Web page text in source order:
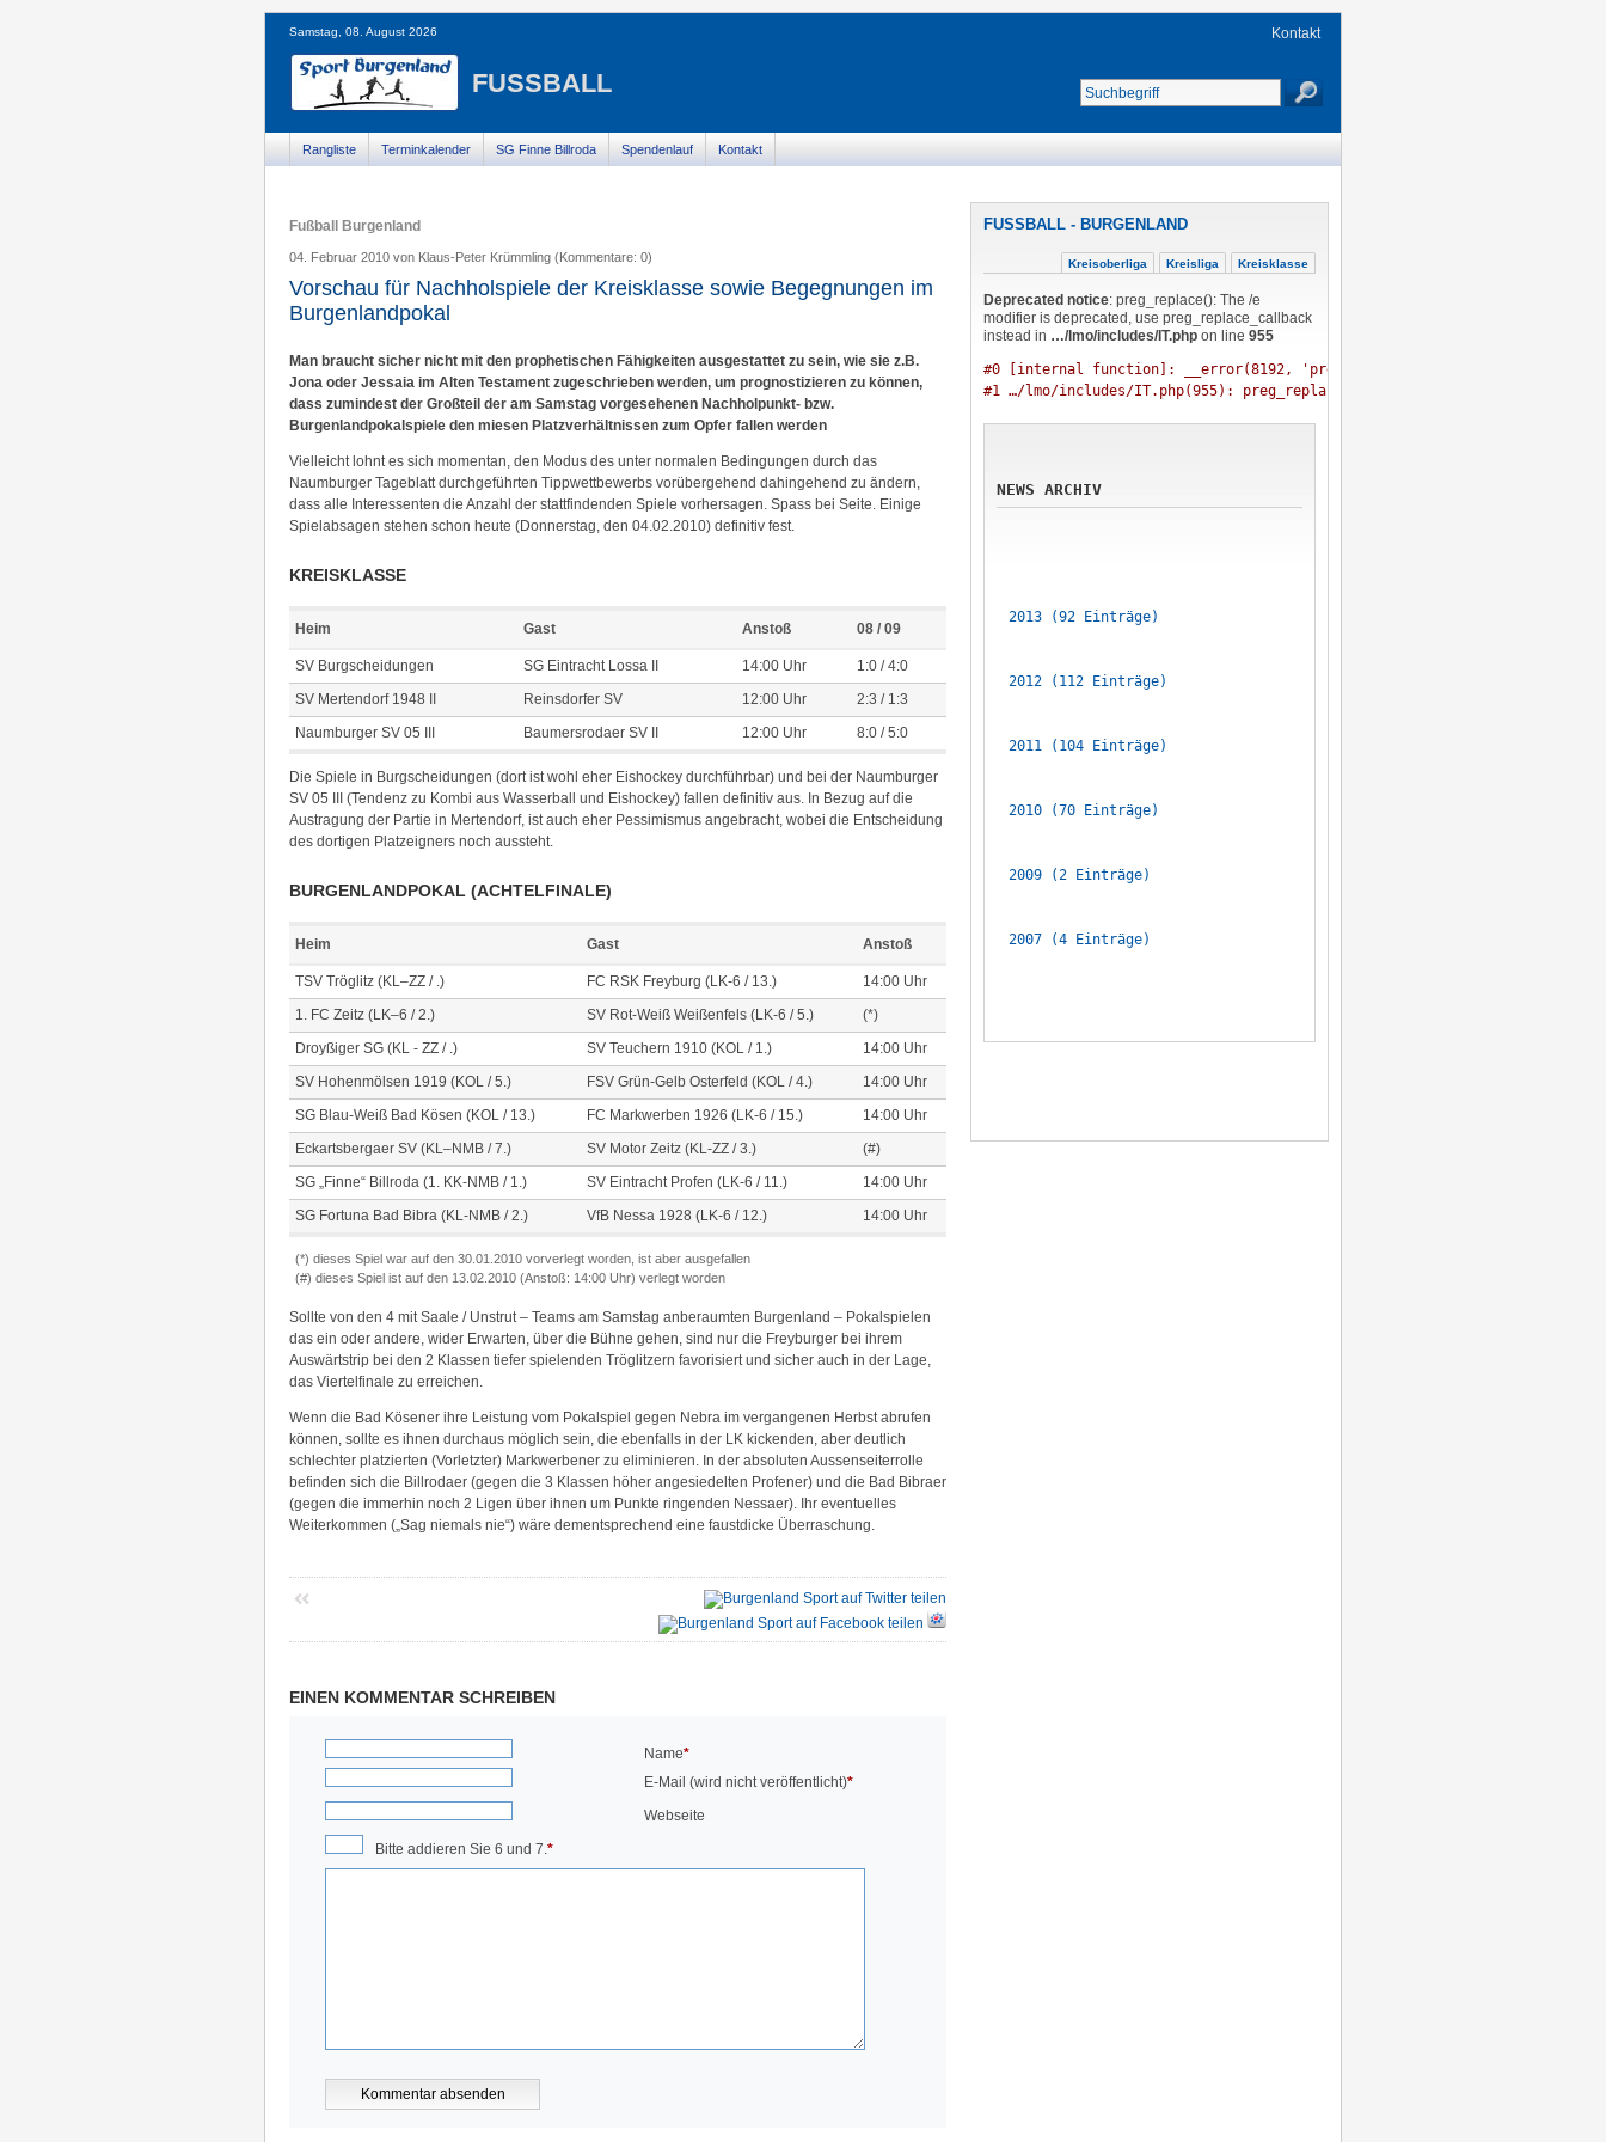
Kontakt
Samstag, 08. August 2026
FUSSBALL
Rangliste Terminkalender SG Finne Billroda Spendenlauf Kontakt
Fußball Burgenland
04. Februar 2010 von Klaus-Peter Krümmling (Kommentare: 0)
Vorschau für Nachholspiele der Kreisklasse sowie Begegnungen im
Burgenlandpokal
Man braucht sicher nicht mit den prophetischen Fähigkeiten ausgestattet zu sein, wie sie z.B.
Jona oder Jessaia im Alten Testament zugeschrieben werden, um prognostizieren zu können,
dass zumindest der Großteil der am Samstag vorgesehenen Nachholpunkt- bzw.
Burgenlandpokalspiele den miesen Platzverhältnissen zum Opfer fallen werden
Vielleicht lohnt es sich momentan, den Modus des unter normalen Bedingungen durch das
Naumburger Tageblatt durchgeführten Tippwettbewerbs vorübergehend dahingehend zu ändern,
dass alle Interessenten die Anzahl der stattfindenden Spiele vorhersagen. Spass bei Seite. Einige
Spielabsagen stehen schon heute (Donnerstag, den 04.02.2010) definitiv fest.
KREISKLASSE
Heim Gast Anstoß 08 / 09
SV Burgscheidungen SG Eintracht Lossa II 14:00 Uhr
1:0 / 4:0
SV Mertendorf 1948 II
Reinsdorfer SV 12:00 Uhr
2:3 / 1:3
Naumburger SV 05 III
Baumersrodaer SV II 12:00 Uhr 8:0 / 5:0
Die Spiele in Burgscheidungen (dort ist wohl eher Eishockey durchführbar) und bei der Naumburger
SV 05 III (Tendenz zu Kombi aus Wasserball und Eishockey) fallen definitiv aus. In Bezug auf die
Austragung der Partie in Mertendorf, ist auch eher Pessimismus angebracht, wobei die Entscheidung
des dortigen Platzeigners noch aussteht.
BURGENLANDPOKAL (ACHTELFINALE)
Heim Gast Anstoß
TSV Tröglitz (KL–ZZ / .) FC RSK Freyburg (LK-6 / 13.)
14:00 Uhr
1. FC Zeitz (LK–6 / 2.)
SV Rot-Weiß Weißenfels (LK-6 / 5.)
(*)
Droyßiger SG (KL - ZZ / .)
SV Teuchern 1910 (KOL / 1.)
14:00 Uhr
SV Hohenmölsen 1919 (KOL / 5.)
FSV Grün-Gelb Osterfeld (KOL / 4.)
14:00 Uhr
SG Blau-Weiß Bad Kösen (KOL / 13.)
FC Markwerben 1926 (LK-6 / 15.)
14:00 Uhr
Eckartsbergaer SV (KL–NMB / 7.)
SV Motor Zeitz (KL-ZZ / 3.)
(#)
SG „Finne“ Billroda (1. KK-NMB / 1.)
SV Eintracht Profen (LK-6 / 11.)
14:00 Uhr
SG Fortuna Bad Bibra (KL-NMB / 2.)
VfB Nessa 1928 (LK-6 / 12.) 14:00 Uhr
(*) dieses Spiel war auf den 30.01.2010 vorverlegt worden, ist aber ausgefallen
(#) dieses Spiel ist auf den 13.02.2010 (Anstoß: 14:00 Uhr) verlegt worden
Sollte von den 4 mit Saale / Unstrut – Teams am Samstag anberaumten Burgenland – Pokalspielen
das ein oder andere, wider Erwarten, über die Bühne gehen, sind nur die Freyburger bei ihrem
Auswärtstrip bei den 2 Klassen tiefer spielenden Tröglitzern favorisiert und sicher auch in der Lage,
das Viertelfinale zu erreichen.
Wenn die Bad Kösener ihre Leistung vom Pokalspiel gegen Nebra im vergangenen Herbst abrufen
können, sollte es ihnen durchaus möglich sein, die ebenfalls in der LK kickenden, aber deutlich
schlechter platzierten (Vorletzter) Markwerbener zu eliminieren. In der absoluten Aussenseiterrolle
befinden sich die Billrodaer (gegen die 3 Klassen höher angesiedelten Profener) und die Bad Bibraer
(gegen die immerhin noch 2 Ligen über ihnen um Punkte ringenden Nessaer). Ihr eventuelles
Weiterkommen („Sag niemals nie“) wäre dementsprechend eine faustdicke Überraschung.
EINEN KOMMENTAR SCHREIBEN
Name*
E-Mail (wird nicht veröffentlicht)*
Webseite
Bitte addieren Sie 6 und 7.*
FUSSBALL - BURGENLAND
Kreisoberliga Kreisliga Kreisklasse
Deprecated notice: preg_replace(): The /e
modifier is deprecated, use preg_replace_callback
instead in …/lmo/includes/IT.php on line 955
#0 [internal function]: __error(8192, 'preg_replace():...', '/www/htdocs/
#1 …/lmo/includes/IT.php(955): preg_replace('#
NEWS ARCHIV
2013 (92 Einträge)
2012 (112 Einträge)
2011 (104 Einträge)
2010 (70 Einträge)
2009 (2 Einträge)
2007 (4 Einträge)